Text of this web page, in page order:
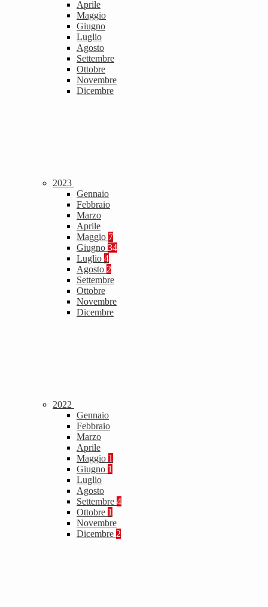
Aprile
Maggio
Giugno
Luglio
Agosto
Settembre
Ottobre
Novembre
Dicembre
2023
Gennaio
Febbraio
Marzo
Aprile
Maggio 7
Giugno 34
Luglio 4
Agosto 2
Settembre
Ottobre
Novembre
Dicembre
2022
Gennaio
Febbraio
Marzo
Aprile
Maggio 1
Giugno 1
Luglio
Agosto
Settembre 4
Ottobre 1
Novembre
Dicembre 2